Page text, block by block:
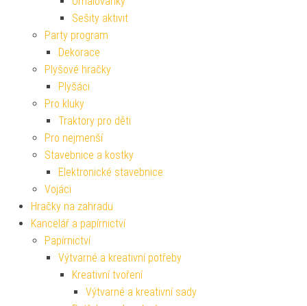
Sešity aktivit
Party program
Dekorace
Plyšové hračky
Plyšáci
Pro kluky
Traktory pro děti
Pro nejmenší
Stavebnice a kostky
Elektronické stavebnice
Vojáci
Hračky na zahradu
Kancelář a papírnictví
Papírnictví
Výtvarné a kreativní potřeby
Kreativní tvoření
Výtvarné a kreativní sady